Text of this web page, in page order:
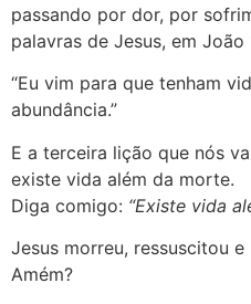
passando por dor, por
palavras de Jesus, em João
“Eu vim para que tenham
abundância.”
E a terceira lição que nós
existe vida além da morte.
Diga comigo: “Existe vida
Jesus morreu, ressuscitou
Amém?